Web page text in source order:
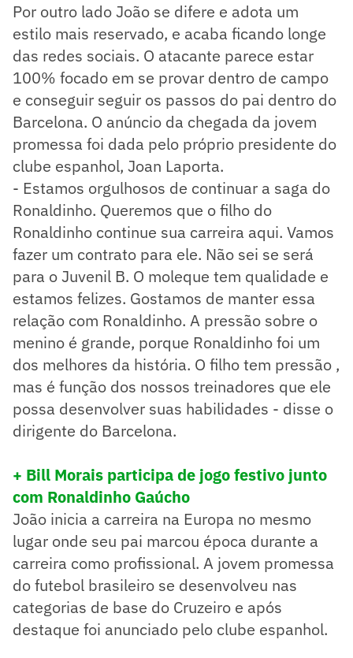
Por outro lado João se difere e adota um
estilo mais reservado, e acaba ficando longe
das redes sociais. O atacante parece estar
100% focado em se provar dentro de campo
e conseguir seguir os passos do pai dentro do
Barcelona. O anúncio da chegada da jovem
promessa foi dada pelo próprio presidente do
clube espanhol, Joan Laporta.
- Estamos orgulhosos de continuar a saga do
Ronaldinho. Queremos que o filho do
Ronaldinho continue sua carreira aqui. Vamos
fazer um contrato para ele. Não sei se será
para o Juvenil B. O moleque tem qualidade e
estamos felizes. Gostamos de manter essa
relação com Ronaldinho. A pressão sobre o
menino é grande, porque Ronaldinho foi um
dos melhores da história. O filho tem pressão ,
mas é função dos nossos treinadores que ele
possa desenvolver suas habilidades - disse o
dirigente do Barcelona.
+ Bill Morais participa de jogo festivo junto
com Ronaldinho Gaúcho
João inicia a carreira na Europa no mesmo
lugar onde seu pai marcou época durante a
carreira como profissional. A jovem promessa
do futebol brasileiro se desenvolveu nas
categorias de base do Cruzeiro e após
destaque foi anunciado pelo clube espanhol.